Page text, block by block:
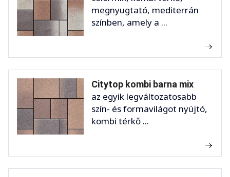
megnyugtató, mediterrán
színben, amely a ...
Citytop kombi barna mix
az egyik legváltozatosabb
szín- és formavilágot nyújtó,
kombi térkő ...